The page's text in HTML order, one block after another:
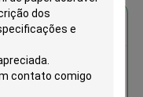
para
de papel
a impressão